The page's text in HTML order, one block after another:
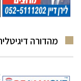
מהדורה